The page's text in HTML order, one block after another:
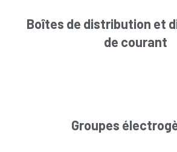
Boîtes de distribution et
de courant
Groupes